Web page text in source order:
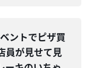
ントでピザ買
員が見せて見